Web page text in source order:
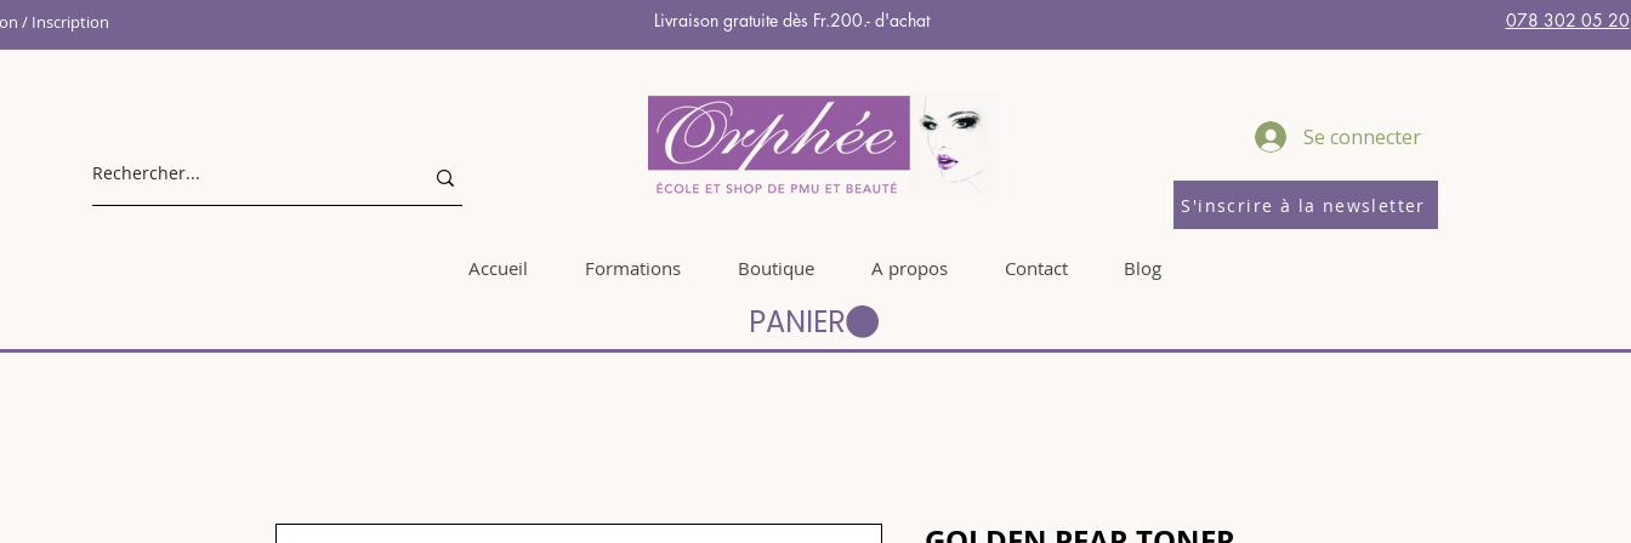
/ Inscription Livraison gratuite dès Fr.200.- d'achat 078 302 05 20
Se connecter
S'inscrire à la newsletter
Accueil Formations Boutique A propos Contact Blog
PANIER